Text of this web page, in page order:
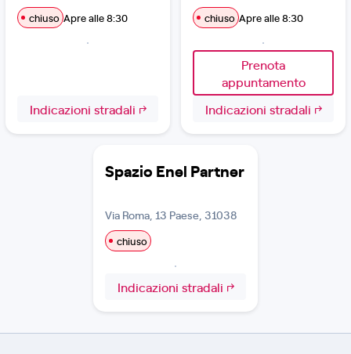
chiuso Apre alle 8:30
Indicazioni stradali
chiuso Apre alle 8:30
Prenota
appuntamento
Indicazioni stradali
Spazio Enel Partner
Via Roma, 13 Paese, 31038
chiuso
Indicazioni stradali